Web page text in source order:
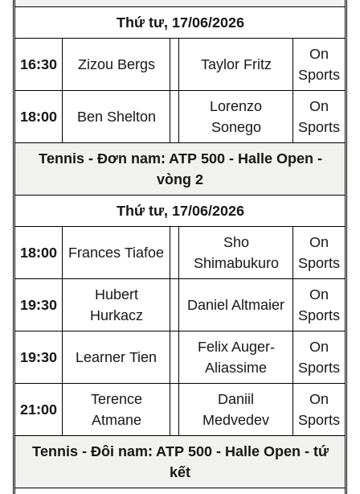
Thứ tư, 17/06/2026
16:30 Zizou Bergs Taylor Fritz
On
Sports
18:00 Ben Shelton
Lorenzo
Sonego
On
Sports
Tennis - Đơn nam: ATP 500 - Halle Open -
vòng 2
Thứ tư, 17/06/2026
18:00 Frances Tiafoe
Sho
Shimabukuro
On
Sports
19:30
Hubert
Hurkacz
Daniel Altmaier
On
Sports
19:30 Learner Tien
Felix Auger-
Aliassime
On
Sports
21:00
Terence
Atmane
Daniil
Medvedev
On
Sports
Tennis - Đôi nam: ATP 500 - Halle Open - tứ
kết